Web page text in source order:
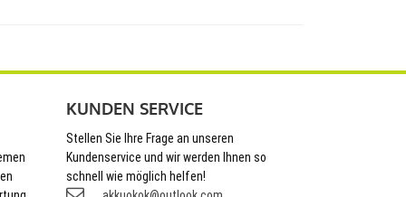
KUNDEN SERVICE
Stellen Sie Ihre Frage an unseren
Kundenservice und wir werden Ihnen so
schnell wie möglich helfen!